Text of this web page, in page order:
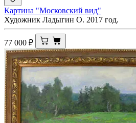
Картина "Московский вид"
Художник Ладыгин О. 2017 год.
77 000 ₽